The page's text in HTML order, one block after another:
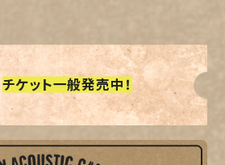
チケット一般発売中！